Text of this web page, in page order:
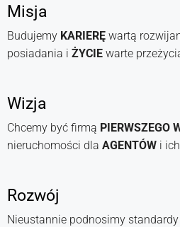
Misja
Budujemy KARIERĘ wartą
posiadania i ŻYCIE warte
Wizja
Chcemy być firmą PIERWSZEGO
nieruchomości dla AGENTÓW i ich
Rozwój
Nieustannie podnosimy